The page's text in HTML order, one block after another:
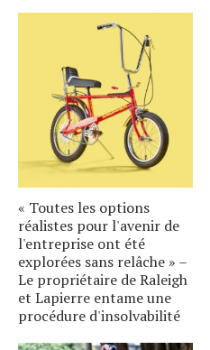
« Toutes les options
réalistes pour l'avenir de
l'entreprise ont été
explorées sans relâche » –
Le propriétaire de Raleigh
et Lapierre entame une
procédure d'insolvabilité